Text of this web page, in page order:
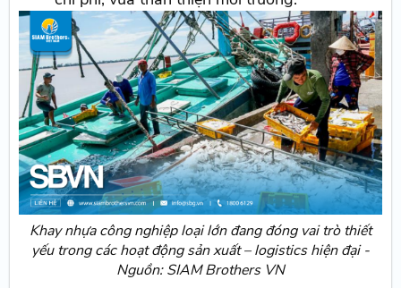
Khay nhựa công nghiệp loại lớn đang đóng vai trò thiết
yếu trong các hoạt động sản xuất – logistics hiện đại -
Nguồn: SIAM Brothers VN